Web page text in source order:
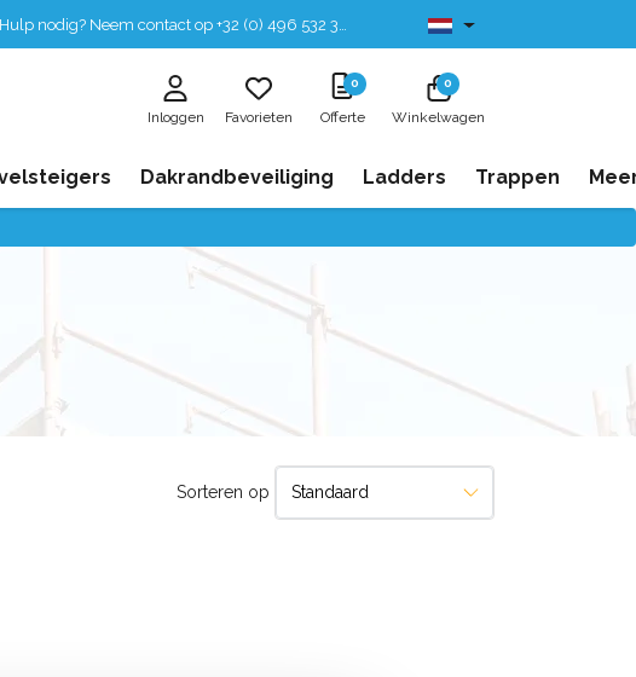
Hulp nodig? Neem contact op +32 (0) 496 532 330 Leverbaar uit voorraad
Inloggen Favorieten
0
Offerte
0
Winkelwagen
Dakrandbeveiliging Ladders Trappen
Sorteren op